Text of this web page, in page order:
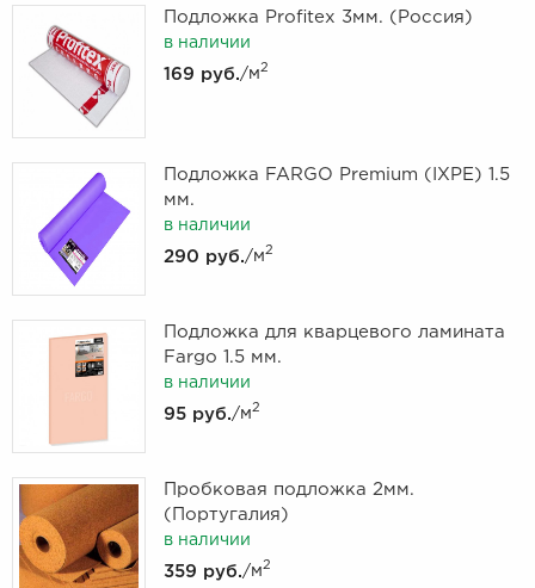
Подложка Profitex 3мм. (Россия)
в наличии
169 руб. /м 2
Подложка FARGO Premium (IXPE) 1.5
мм.
в наличии
290 руб. /м 2
Подложка для кварцевого ламината
Fargo 1.5 мм.
в наличии
95 руб. /м 2
Пробковая подложка 2мм.
(Португалия)
в наличии
359 руб. /м 2